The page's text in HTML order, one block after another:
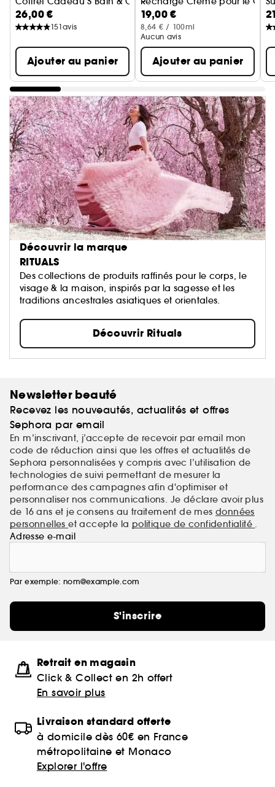
26,00 €
151avis
Ajouter au panier
19,00 €
8,64 € / 100ml
Aucun avis
Ajouter au panier
Découvrir la marque
RITUALS
Des collections de produits raffinés pour le corps, le
visage & la maison, inspirés par la sagesse et les
traditions ancestrales asiatiques et orientales.
Découvrir Rituals
Newsletter beauté
Recevez les nouveautés, actualités et offres
Sephora par email
En m’inscrivant, j’accepte de recevoir par email mon
code de réduction ainsi que les offres et actualités de
Sephora personnalisées y compris avec l’utilisation de
technologies de suivi permettant de mesurer la
performance des campagnes afin d'optimiser et
personnaliser nos communications. Je déclare avoir plus
de 16 ans et je consens au traitement de mes données
personnelleset accepte la politique de confidentialité .
Adresse e-mail
Par exemple: nom@example.com
S'inscrire
Retrait en magasin
Click & Collect en 2h offert
En savoir plus
Livraison standard offerte
à domicile dès 60€ en France
métropolitaine et Monaco
Explorer l'offre